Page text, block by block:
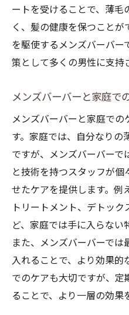
ートを受けることで、薄毛
く、髪の健康を保つこと
を駆使するメンズバーバー
策として多くの男性に支持
メンズバーバーと家庭で
メンズバーバーと家庭での
す。家庭では、自分なりの
ですが、メンズバーバーで
と技術を持つスタッフが
せたケアを提供します。例
トリートメント、デトッ
ど、家庭では手に入らない
また、メンズバーバーでは
入れることで、より効果的
でのケアも大切ですが、
ることで、より一層の効果